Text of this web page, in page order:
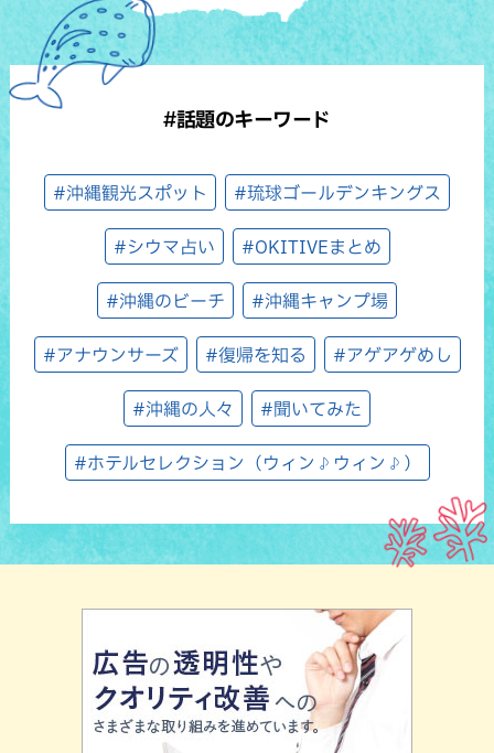
#話題のキーワード
#沖縄観光スポット #琉球ゴールデンキングス
#シウマ占い #OKITIVEまとめ
#沖縄のビーチ #沖縄キャンプ場
#アナウンサーズ #復帰を知る #アゲアゲめし
#沖縄の人々 #聞いてみた
#ホテルセレクション（ウィン♪ウィン♪）